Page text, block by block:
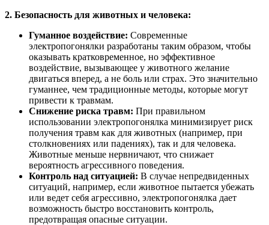
2. Безопасность для животных и человека:
Гуманное воздействие: Современные
электропогонялки разработаны таким образом, чтобы
оказывать кратковременное, но эффективное
воздействие, вызывающее у животного желание
двигаться вперед, а не боль или страх. Это значительно
гуманнее, чем традиционные методы, которые могут
привести к травмам.
Снижение риска травм: При правильном
использовании электропогонялка минимизирует риск
получения травм как для животных (например, при
столкновениях или падениях), так и для человека.
Животные меньше нервничают, что снижает
вероятность агрессивного поведения.
Контроль над ситуацией: В случае непредвиденных
ситуаций, например, если животное пытается убежать
или ведет себя агрессивно, электропогонялка дает
возможность быстро восстановить контроль,
предотвращая опасные ситуации.